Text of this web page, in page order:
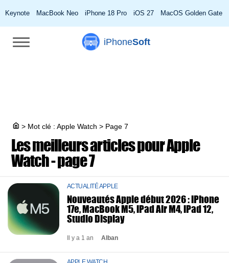
Keynote MacBook Neo iPhone 18 Pro iOS 27 MacOS Golden Gate
iPhoneSoft
> Mot clé : Apple Watch> Page 7
Les meilleurs articles pourApple
Watch - page 7
ACTUALITÉ APPLE
Nouveautés Apple début 2026 : iPhone
17e, MacBook M5, iPad Air M4, iPad 12,
Studio Display
Il y a 1 an Alban